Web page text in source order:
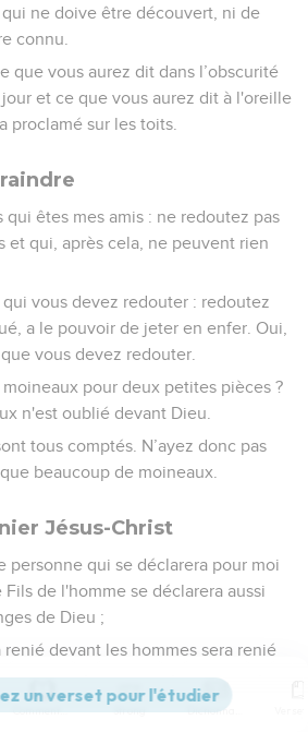
ne doive être découvert, ni de
connu.
que vous aurez dit dans l’obscurité
et ce que vous aurez dit à l'oreille
proclamé sur les toits.
qui êtes mes amis : ne redoutez pas
et qui, après cela, ne peuvent rien
vous devez redouter : redoutez
a le pouvoir de jeter en enfer. Oui,
vous devez redouter.
pour deux petites pièces ?
n'est oublié devant Dieu.
tous comptés. N’ayez donc pas
beaucoup de moineaux.
Jésus-Christ
personne qui se déclarera pour moi
de l'homme se déclarera aussi
de Dieu ;
renié devant les hommes sera renié
une parole contre le Fils de
Commentaires Strong